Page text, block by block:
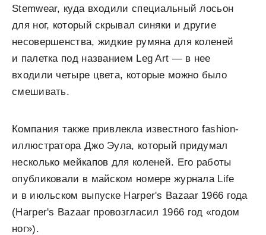
Stemwear, куда входили специальный лосьон
для ног, который скрывал синяки и другие
несовершенства, жидкие румяна для коленей
и палетка под названием Leg Art — в нее
входили четыре цвета, которые можно было
смешивать.
Компания также привлекла известного fashion-
иллюстратора Джо Эула, который придумал
несколько мейкапов для коленей. Его работы
опубликовали в майском номере журнала Life
и в июльском выпуске Harper's Bazaar 1966 года
(Harper's Bazaar провозгласил 1966 год «годом
ног»).